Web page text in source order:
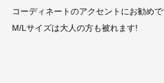
コーディネートのアクセントにお勧めで
M/Lサイズは大人の方も被れます!